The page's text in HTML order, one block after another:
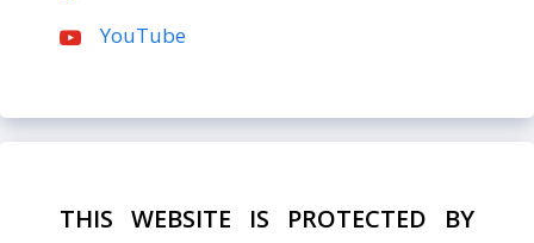
YouTube
THIS WEBSITE IS PROTECTED BY